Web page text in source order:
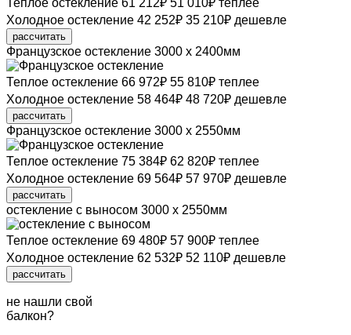
Теплое остекление 61 212₽ 51 010₽ теплее
Холодное остекление 42 252₽ 35 210₽ дешевле
рассчитать
Французское остекление 3000 х 2400мм
Теплое остекление 66 972₽ 55 810₽ теплее
Холодное остекление 58 464₽ 48 720₽ дешевле
рассчитать
Французское остекление 3000 х 2550мм
Теплое остекление 75 384₽ 62 820₽ теплее
Холодное остекление 69 564₽ 57 970₽ дешевле
рассчитать
остекление с выносом 3000 х 2550мм
Теплое остекление 69 480₽ 57 900₽ теплее
Холодное остекление 62 532₽ 52 110₽ дешевле
рассчитать
не нашли свой
балкон?